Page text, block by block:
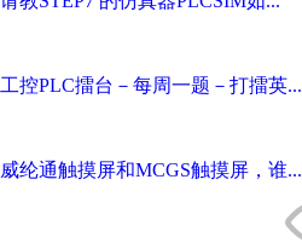
工控PLC擂台－每周一题－打擂英...
威纶通触摸屏和MCGS触摸屏，谁...